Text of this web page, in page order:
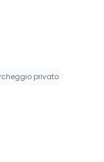
privato